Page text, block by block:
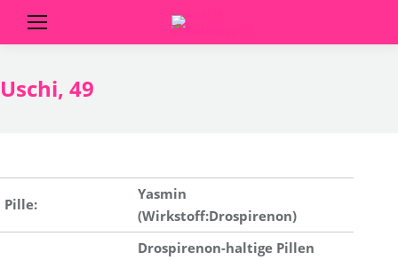
Uschi, 49
Pille:
Yasmin
(Wirkstoff:Drospirenon)
Drospirenon-haltige Pillen